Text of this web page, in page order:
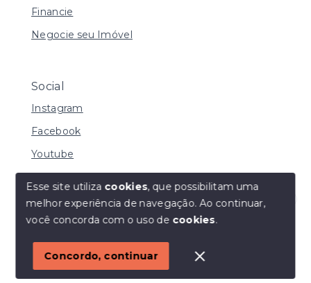
Olá! Estamos disponíveis para te ajudar.
Financie
Negocie seu Imóvel
Social
Instagram
Facebook
Youtube
© Copyright 2026 - I URBE CONSULTORIA
IMOBILIÁRIA | CRECI 33.934 J - Todos os direitos
SITE PARA IMOBILIARIA
Esse site utiliza cookies, que possibilitam uma
melhor experiência de navegação.Ao continuar,
você concorda com o uso de cookies.
Concordo, continuar